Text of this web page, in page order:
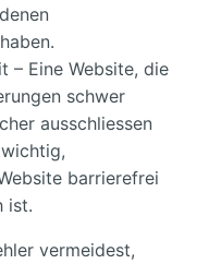
– Eine Website, die
schwer
ausschliessen
barrierefrei
ist.
vermeidest,